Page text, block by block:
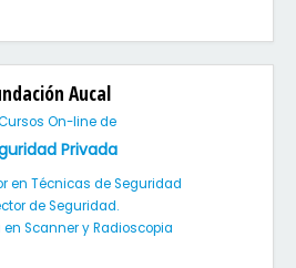
Aucal
On-line de
Privada
en Técnicas de Seguridad
de Seguridad.
Scanner y Radioscopia